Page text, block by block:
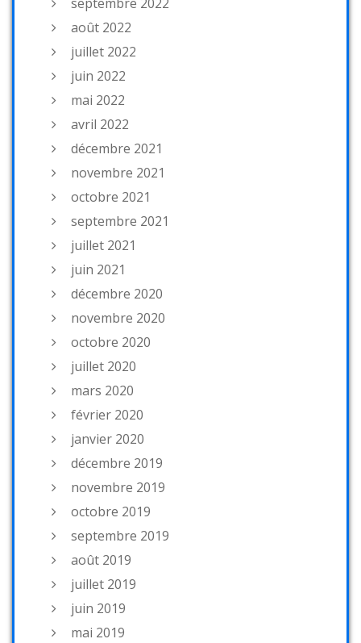
août 2022
juillet 2022
juin 2022
mai 2022
avril 2022
décembre 2021
novembre 2021
octobre 2021
septembre 2021
juillet 2021
juin 2021
décembre 2020
novembre 2020
octobre 2020
juillet 2020
mars 2020
février 2020
janvier 2020
décembre 2019
novembre 2019
octobre 2019
septembre 2019
août 2019
juillet 2019
juin 2019
mai 2019